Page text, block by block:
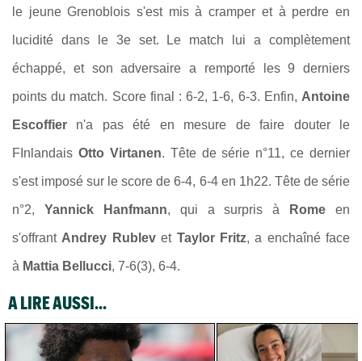
le jeune Grenoblois s'est mis à cramper et à perdre en
lucidité dans le 3e set. Le match lui a complètement
échappé, et son adversaire a remporté les 9 derniers
points du match. Score final : 6-2, 1-6, 6-3. Enfin, Antoine
Escoffier n'a pas été en mesure de faire douter le
FInlandais Otto Virtanen. Tête de série n°11, ce dernier
s'est imposé sur le score de 6-4, 6-4 en 1h22. Tête de série
n°2, Yannick Hanfmann, qui a surpris à Rome en
s'offrant Andrey Rublevet Taylor Fritz, a enchaîné face
à Mattia Bellucci, 7-6(3), 6-4.
A LIRE AUSSI...